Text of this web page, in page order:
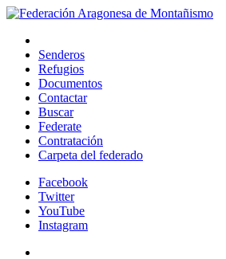
Senderos
Refugios
Documentos
Contactar
Buscar
Federate
Contratación
Carpeta del federado
Facebook
Twitter
YouTube
Instagram